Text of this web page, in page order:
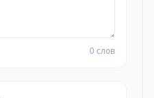
0 слов